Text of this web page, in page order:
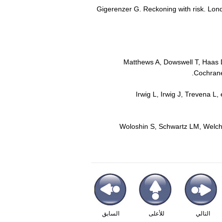
3 Gigerenzer G. Reckoning with risk.
للأعلى السابق التالي